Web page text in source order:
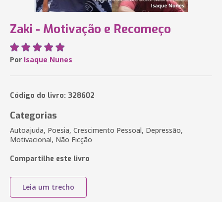
Zaki - Motivação e Recomeço
Por Isaque Nunes
Código do livro: 328602
Categorias
Autoajuda, Poesia, Crescimento Pessoal, Depressão,
Motivacional, Não Ficção
Compartilhe este livro
Leia um trecho